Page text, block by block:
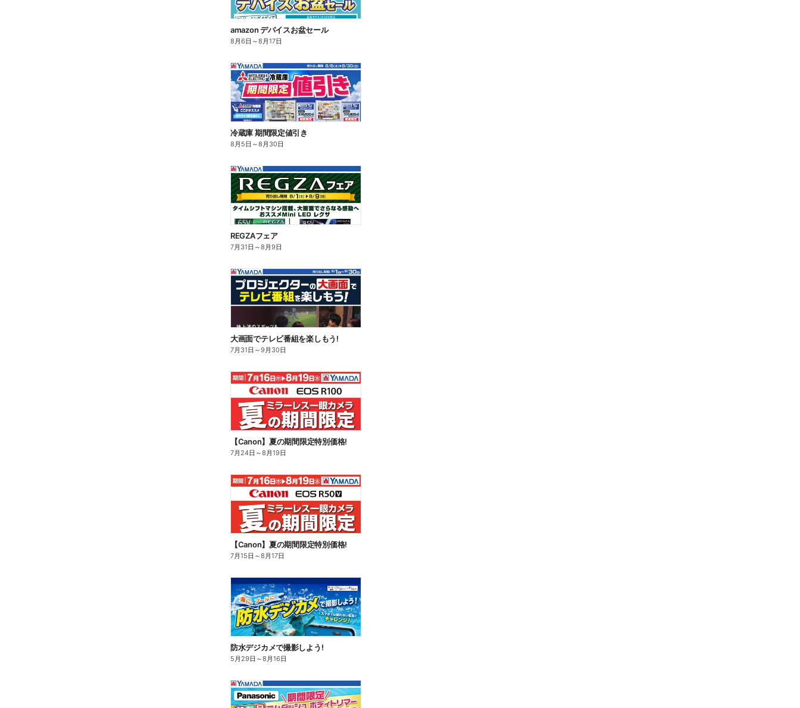
amazon デバイスお盆セール
8月6日 ～8月17日
冷蔵庫 期間限定値引き
8月5日 ～8月30日
REGZAフェア
7月31日 ～8月9日
大画面でテレビ番組を楽しもう!
7月31日 ～9月30日
【Canon】夏の期間限定特別価格!
7月24日 ～8月19日
【Canon】夏の期間限定特別価格!
7月15日 ～8月17日
防水デジカメで撮影しよう!
5月29日 ～8月16日